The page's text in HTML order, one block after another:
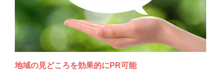
地域の見どころを効果的にPR可能